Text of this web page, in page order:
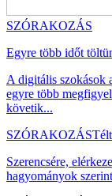
SZÓRAKOZÁS
Egyre több időt
A digitális szokások
egyre több
követik...
SZÓRAKOZÁS
Szerencsére,
hagyományok